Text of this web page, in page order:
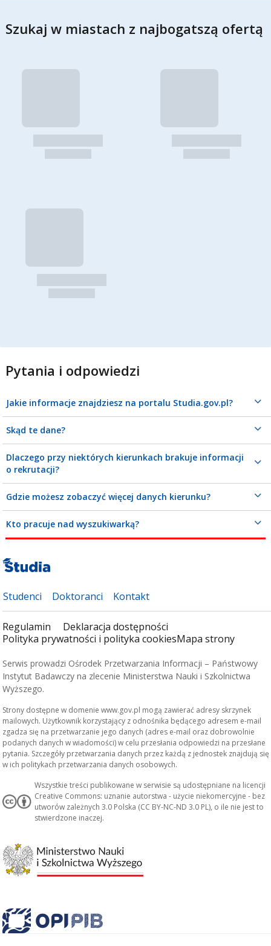
Szukaj w miastach z najbogatszą ofertą
Pytania i odpowiedzi
Jakie informacje znajdziesz na portalu Studia.gov.pl?
Skąd te dane?
Dlaczego przy niektórych kierunkach brakuje informacji
o rekrutacji?
Gdzie możesz zobaczyć więcej danych kierunku?
Kto pracuje nad wyszukiwarką?
Studenci Doktoranci Kontakt
Regulamin
Deklaracja dostępności
Polityka prywatności i polityka cookiesMapa strony
Serwis prowadzi Ośrodek Przetwarzania Informacji – Państwowy
Instytut Badawczy na zlecenie Ministerstwa Nauki i Szkolnictwa
Wyższego.
Strony dostępne w domenie www.gov.pl mogą zawierać adresy skrzynek
mailowych. Użytkownik korzystający z odnośnika będącego adresem e-mail
zgadza się na przetwarzanie jego danych (adres e-mail oraz dobrowolnie
podanych danych w wiadomości) w celu przesłania odpowiedzi na przesłane
pytania. Szczegóły przetwarzania danych przez każdą z jednostek znajdują się
w ich politykach przetwarzania danych osobowych.
Wszystkie treści publikowane w serwisie są udostępniane na licencji
Creative Commons: uznanie autorstwa - użycie niekomercyjne - bez
utworów zależnych 3.0 Polska (CC BY-NC-ND 3.0 PL), o ile nie jest to
stwierdzone inaczej.